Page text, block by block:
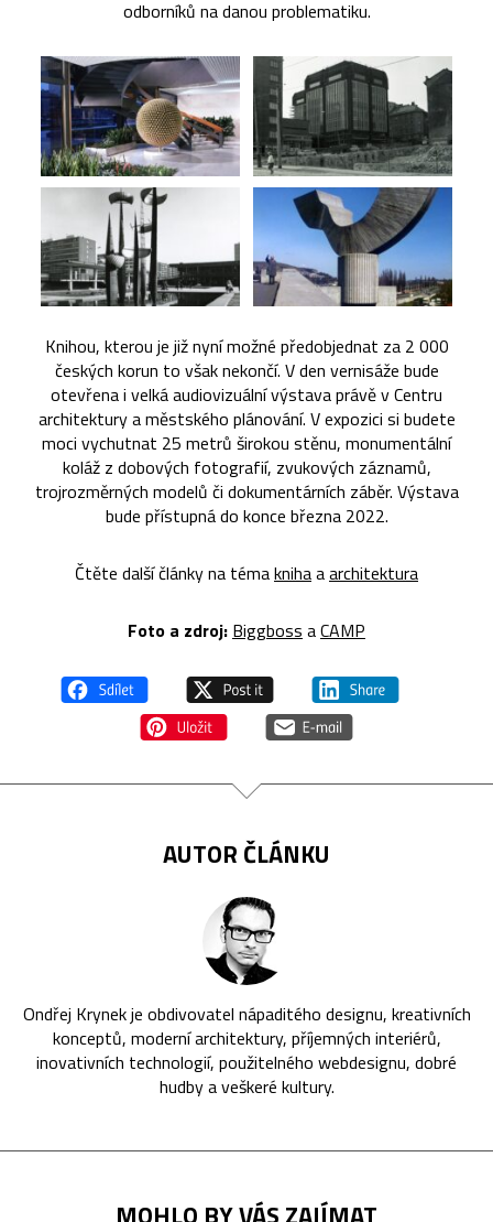
odborníků na danou problematiku.
Knihou, kterou je již nyní možné předobjednat za 2 000
českých korun to však nekončí. V den vernisáže bude
otevřena i velká audiovizuální výstava právě v Centru
architektury a městského plánování. V expozici si budete
moci vychutnat 25 metrů širokou stěnu, monumentální
koláž z dobových fotografií, zvukových záznamů,
trojrozměrných modelů či dokumentárních záběr. Výstava
bude přístupná do konce března 2022.
Čtěte další články na témaknihaaarchitektura
Foto a zdroj: Biggboss aCAMP
AUTOR ČLÁNKU
Ondřej Krynek je obdivovatel nápaditého designu, kreativních
konceptů, moderní architektury, příjemných interiérů,
inovativních technologií, použitelného webdesignu, dobré
hudby a veškeré kultury.